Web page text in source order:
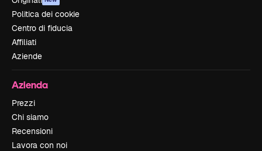
Politica dei cookie
Centro di fiducia
Affiliati
Aziende
Azienda
Prezzi
Chi siamo
Recensioni
Lavora con noi